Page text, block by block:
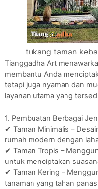
tukang taman
Tianggadha Art
membantu Anda
tetapi juga nyaman dan
layanan utama yang
1. Pembuatan Berbagai
✔ Taman Minimalis –
rumah modern dengan
✔ Taman Tropis –
untuk menciptakan
✔ Taman Kering –
tanaman yang tahan